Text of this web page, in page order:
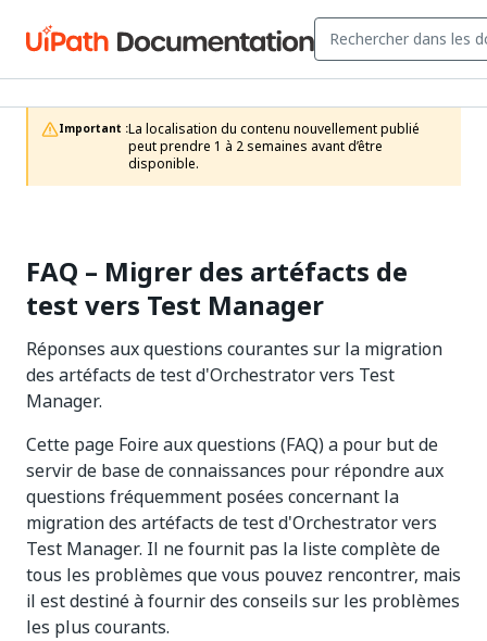
Important :La localisation du contenu nouvellement publié
peut prendre 1 à 2 semaines avant d’être
disponible.
FAQ – Migrer des artéfacts de
test vers Test Manager
Réponses aux questions courantes sur la migration
des artéfacts de test d'Orchestrator vers Test
Manager.
Cette page Foire aux questions (FAQ) a pour but de
servir de base de connaissances pour répondre aux
questions fréquemment posées concernant la
migration des artéfacts de test d'Orchestrator vers
Test Manager. Il ne fournit pas la liste complète de
tous les problèmes que vous pouvez rencontrer, mais
il est destiné à fournir des conseils sur les problèmes
les plus courants.